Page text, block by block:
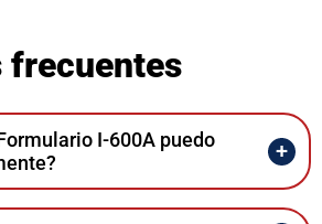
frecuentes
I-600A puedo